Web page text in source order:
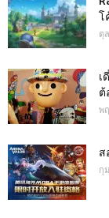
โ
ตุ
เ
ต้
พ
ส
กุ